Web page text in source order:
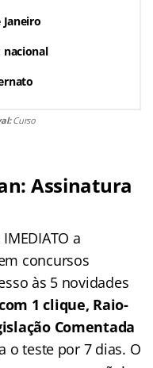
nacional
Curso
Assinatura
a
concursos
às 5 novidades
1 clique, Raio-
Comentada
o teste por 7 dias. O